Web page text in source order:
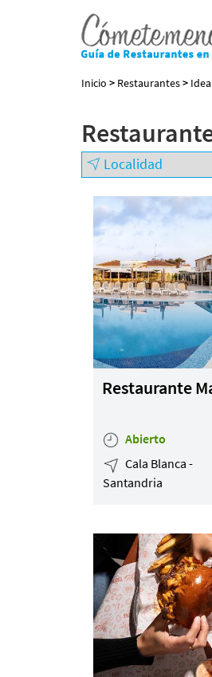
BUSCAR RESTAURANTE
GASTRONÓMICAS
Restaurantes en
Por Localización
Por Tipo de Cocina
restaurante?
Quiénes somos
Servicios y tarifas
Información legal
Términos y condiciones
Pago seguro
Inicio > Restaurantes>
+
−
Restaurante
Abierto
Cala Blanca -
Santandria